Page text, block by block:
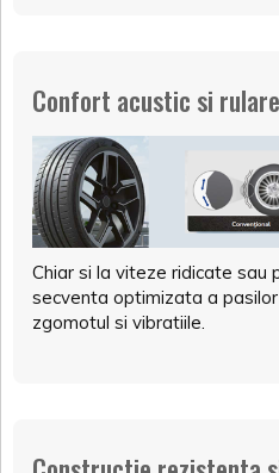
Confort acustic si
Chiar si la viteze ridicate sau
secventa optimizata a
zgomotul si vibratiile.